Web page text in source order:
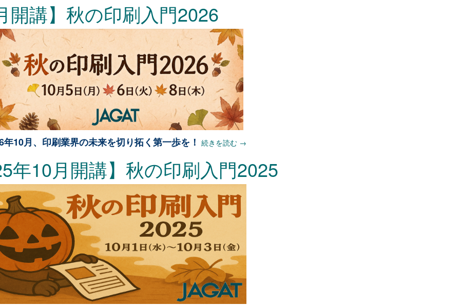
開講】秋の印刷入門2026
年10月、印刷業界の未来を切り拓く第一歩を！ 続きを読む →
年10月開講】秋の印刷入門2025